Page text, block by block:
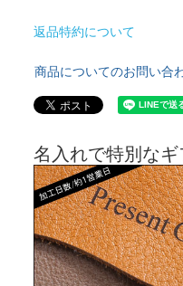
返品特約について
商品についてのお問い合
名入れで特別な